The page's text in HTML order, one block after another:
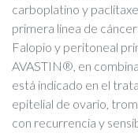
carboplatino y
primera línea de
Falopio y peritoneal
AVASTIN®, en
está indicado en el
epitelial de ovario,
con recurrencia y